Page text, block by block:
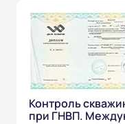
Контроль
при ГНВП.